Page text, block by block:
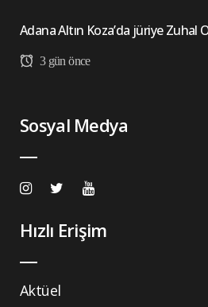
Adana Altın Koza’da jüriye Zuhal
3 gün önce
Sosyal Medya
Hızlı Erişim
Aktüel